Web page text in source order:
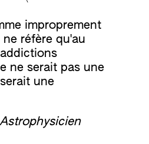
improprement
réfère qu'au
ne serait pas une
une